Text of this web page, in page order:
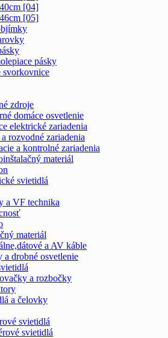
40cm [04]
46cm [05]
pásky
svorkovnice
zdroje
domáce osvetlenie
elektrické zariadenia
rozvodné zariadenia
a kontrolné zariadenia
materiál
svietidlá
a VF technika
materiál
a AV káble
a drobné osvetlenie
a rozbočky
a čelovky
svietidlá
svietidlá